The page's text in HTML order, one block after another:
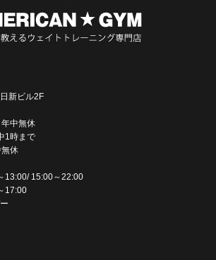
新ビル2F
中無休
1時まで
休
13:00/ 15:00～22:00
17:00